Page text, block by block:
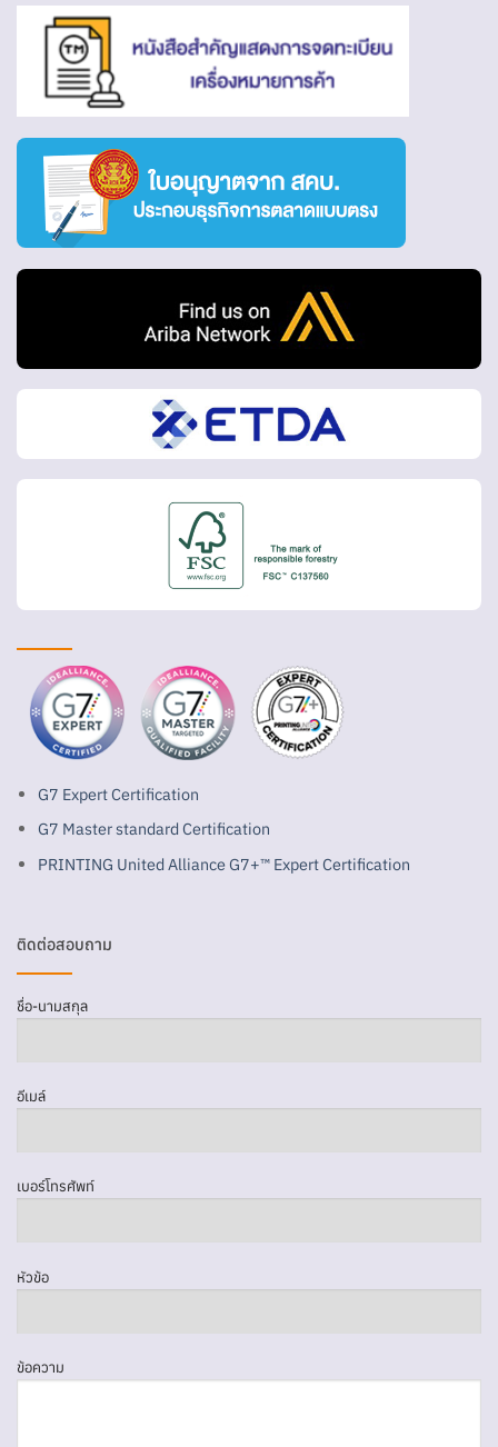
G7 Expert Certification
G7 Master standard Certification
PRINTING United Alliance G7+™ Expert Certification
ติดต่อสอบถาม
ชื่อ-นามสกุล
อีเมล์
เบอร์โทรศัพท์
หัวข้อ
ข้อความ